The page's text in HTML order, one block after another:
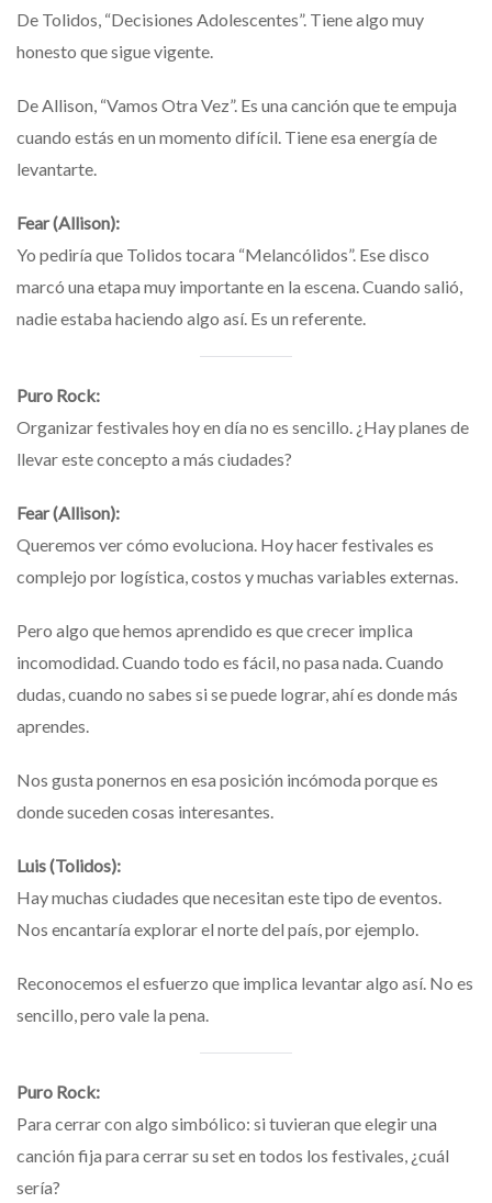
De Tolidos, “Decisiones Adolescentes”. Tiene algo muy
honesto que sigue vigente.
De Allison, “Vamos Otra Vez”. Es una canción que te empuja
cuando estás en un momento difícil. Tiene esa energía de
levantarte.
Fear (Allison):
Yo pediría que Tolidos tocara “Melancólidos”. Ese disco
marcó una etapa muy importante en la escena. Cuando salió,
nadie estaba haciendo algo así. Es un referente.
Puro Rock:
Organizar festivales hoy en día no es sencillo. ¿Hay planes de
llevar este concepto a más ciudades?
Fear (Allison):
Queremos ver cómo evoluciona. Hoy hacer festivales es
complejo por logística, costos y muchas variables externas.
Pero algo que hemos aprendido es que crecer implica
incomodidad. Cuando todo es fácil, no pasa nada. Cuando
dudas, cuando no sabes si se puede lograr, ahí es donde más
aprendes.
Nos gusta ponernos en esa posición incómoda porque es
donde suceden cosas interesantes.
Luis (Tolidos):
Hay muchas ciudades que necesitan este tipo de eventos.
Nos encantaría explorar el norte del país, por ejemplo.
Reconocemos el esfuerzo que implica levantar algo así. No es
sencillo, pero vale la pena.
Puro Rock:
Para cerrar con algo simbólico: si tuvieran que elegir una
canción fija para cerrar su set en todos los festivales, ¿cuál
sería?